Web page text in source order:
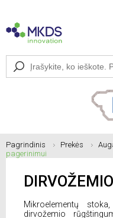
Pagrindinis Prekės
pagerinimui
Mikroelementų
dirvožemio